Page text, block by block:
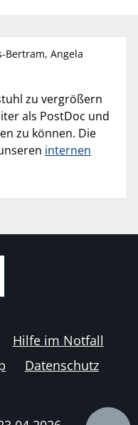
Bertram, Angela
zu vergrößern
als PostDoc und
zu können. Die
internen
Hilfe im Notfall
Datenschutz